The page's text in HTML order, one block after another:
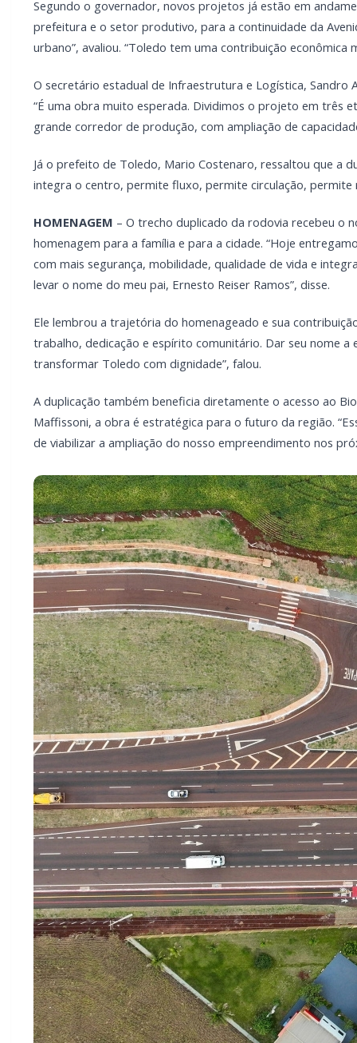
integra o centro, permite fluxo, permite circulação, permite
HOMENAGEM– O trecho duplicado da rodovia recebeu o
com mais segurança, mobilidade, qualidade de vida e
levar o nome do meu pai, Ernesto Reiser Ramos”, disse.
trabalho, dedicação e espírito comunitário. Dar seu nome
transformar Toledo com dignidade”, falou.
A duplicação também beneficia diretamente o acesso ao
Maffissoni, a obra é estratégica para o futuro da região.
de viabilizar a ampliação do nosso empreendimento nos
Foto: Roberto Dziura Jr./AEN
NOVA PONTE – O governador Ratinho Junior assinou o
investimento de R$ 47 milhões. Além disso, o município
TOLEDO-ASSIS – O Governo do Estado também vai